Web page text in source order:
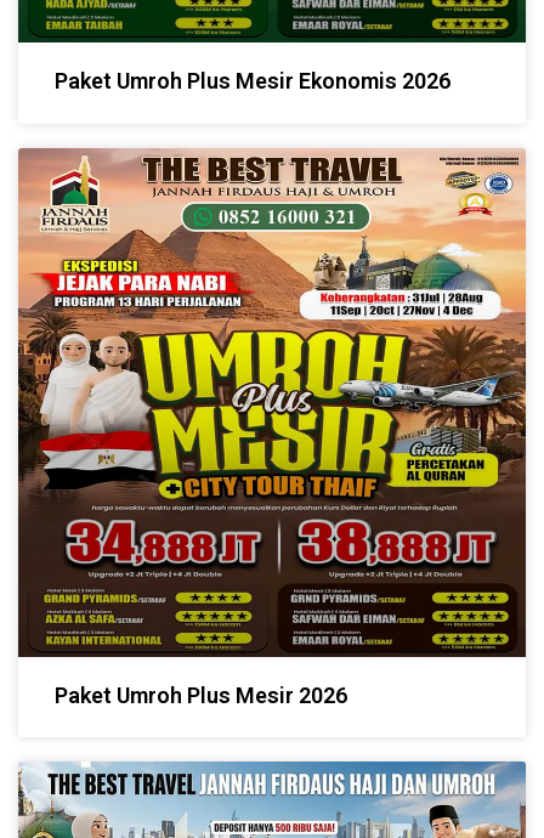
Paket Umroh Plus Mesir Ekonomis 2026
Paket Umroh Plus Mesir 2026